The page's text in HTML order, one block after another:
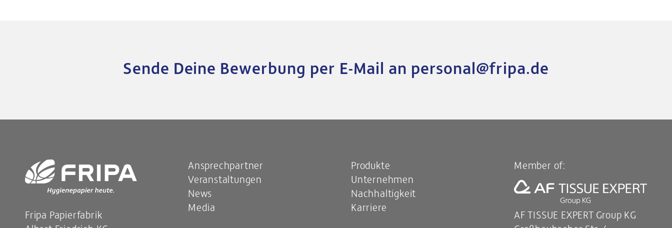
Sende Deine Bewerbung per E-Mail an personal@fripa.de
Fripa Papierfabrik
Ansprechpartner
Veranstaltungen
News
Media
Produkte
Unternehmen
Nachhaltigkeit
Karriere
Member of:
AF TISSUE EXPERT Group KG